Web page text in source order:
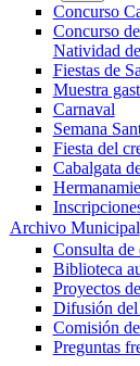
Concurso
Concurso
Natividad
Fiestas de
Muestra
Carnaval
Semana
Fiesta del
Cabalgata
Archivo Municipal
Consulta
Biblioteca
Proyectos
Difusión
Comisión
Preguntas